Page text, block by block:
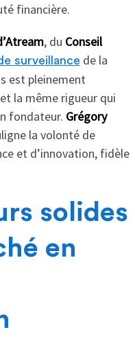
financière.
, du Conseil
surveillance de la
est pleinement
la même rigueur qui
fondateur. Grégory
la volonté de
et d’innovation, fidèle
solides
en